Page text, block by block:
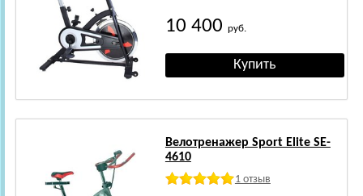
10 400 руб.
Велотренажер Sport Elite SE-
4610
1 отзыв